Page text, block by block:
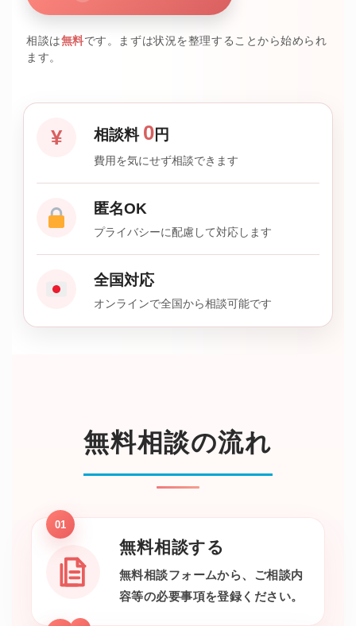
相談は無料です。まずは状況を整理することから始められ
ます。
¥ 相談料 0円
費用を気にせず相談できます
匿名OK
プライバシーに配慮して対応します
全国対応
オンラインで全国から相談可能です
無料相談の流れ
01
無料相談する
無料相談フォームから、ご相談内
容等の必要事項を登録ください。